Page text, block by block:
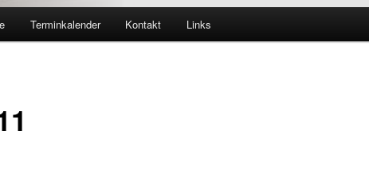
Terminkalender Kontakt Links